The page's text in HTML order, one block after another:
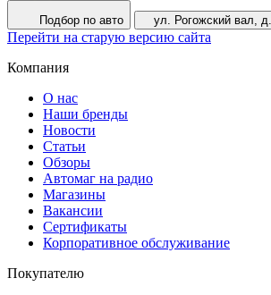
Подбор по авто ул. Рогожский вал,
Перейти на старую версию сайта
Компания
О нас
Наши бренды
Новости
Статьи
Обзоры
Автомаг на радио
Магазины
Вакансии
Сертификаты
Корпоративное обслуживание
Покупателю